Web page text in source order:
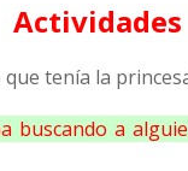
Actividades
que tenía la
buscando a